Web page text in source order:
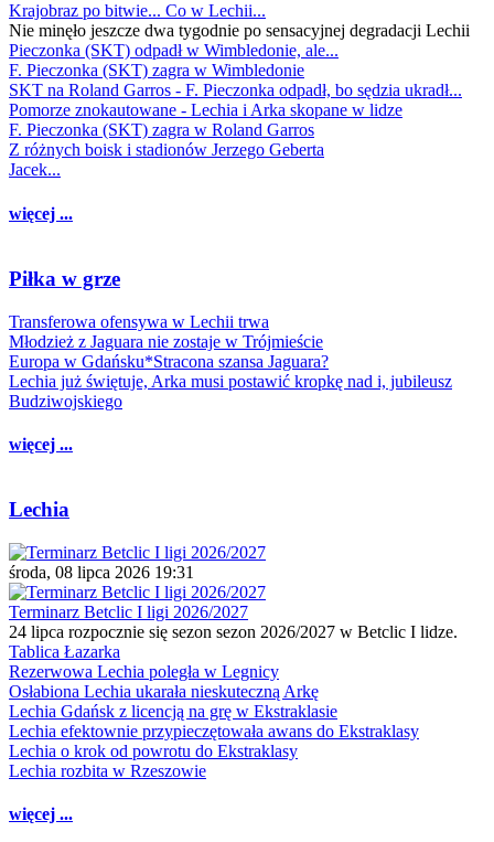
Krajobraz po bitwie... Co w Lechii...
Nie minęło jeszcze dwa tygodnie po sensacyjnej degradacji Lechii
Pieczonka (SKT) odpadł w Wimbledonie, ale...
F. Pieczonka (SKT) zagra w Wimbledonie
SKT na Roland Garros - F. Pieczonka odpadł, bo sędzia ukradł...
Pomorze znokautowane - Lechia i Arka skopane w lidze
F. Pieczonka (SKT) zagra w Roland Garros
Z różnych boisk i stadionów Jerzego Geberta
Jacek...
więcej ...
Piłka w grze
Transferowa ofensywa w Lechii trwa
Młodzież z Jaguara nie zostaje w Trójmieście
Europa w Gdańsku*Stracona szansa Jaguara?
Lechia już świętuje, Arka musi postawić kropkę nad i, jubileusz
Budziwojskiego
więcej ...
Lechia
środa, 08 lipca 2026 19:31
Terminarz Betclic I ligi 2026/2027
24 lipca rozpocznie się sezon sezon 2026/2027 w Betclic I lidze.
Tablica Łazarka
Rezerwowa Lechia poległa w Legnicy
Osłabiona Lechia ukarała nieskuteczną Arkę
Lechia Gdańsk z licencją na grę w Ekstraklasie
Lechia efektownie przypieczętowała awans do Ekstraklasy
Lechia o krok od powrotu do Ekstraklasy
Lechia rozbita w Rzeszowie
więcej ...